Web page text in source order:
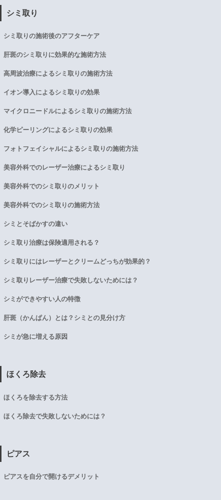
シミ取り
シミ取りの施術後のアフターケア
肝斑のシミ取りに効果的な施術方法
高周波治療によるシミ取りの施術方法
イオン導入によるシミ取りの効果
マイクロニードルによるシミ取りの施術方法
化学ピーリングによるシミ取りの効果
フォトフェイシャルによるシミ取りの施術方法
美容外科でのレーザー治療によるシミ取り
美容外科でのシミ取りのメリット
美容外科でのシミ取りの施術方法
シミとそばかすの違い
シミ取り治療は保険適用される？
シミ取りにはレーザーとクリームどっちが効果的？
シミ取りレーザー治療で失敗しないためには？
シミができやすい人の特徴
肝斑（かんぱん）とは？シミとの見分け方
シミが急に増える原因
ほくろ除去
ほくろを除去する方法
ほくろ除去で失敗しないためには？
ピアス
ピアスを自分で開けるデメリット